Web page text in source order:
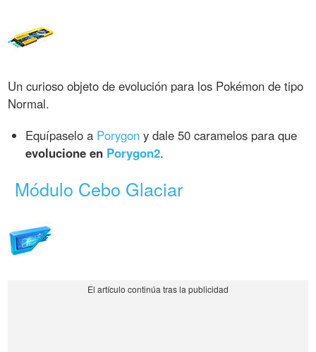
Un curioso objeto de evolución para los Pokémon de tipo
Normal.
Equípaselo a Porygon y dale 50 caramelos para que
evolucione en Porygon2.
Módulo Cebo Glaciar